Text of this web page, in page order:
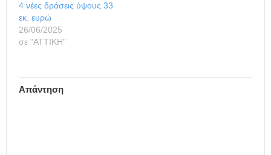
4 νέες δράσεις ύψους 33
εκ. ευρώ
26/06/2025
σε "ΑΤΤΙΚΗ"
Απάντηση